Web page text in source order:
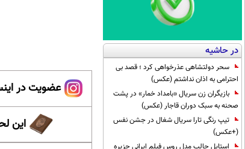
در حاشیه
سحر دولتشاهی عذرخواهی کرد ؛ قصد بی
احترامی به اذان نداشتم (عکس)
بازیگران زن سریال «بامداد خمار» در پشت
صحنه به سبک دوران قاجار (عکس)
تیپ رنگی تارا سریال شغال در جشن نفس
(+عکس)
استایل جالب مدل روس فیلم ایرانی جزیره
عضویت در
این